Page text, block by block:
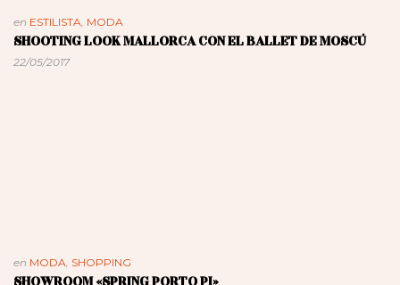
en ESTILISTA, MODA
SHOOTING LOOK MALLORCA CON EL BALLET DE MOSCÚ
22/05/2017
en MODA, SHOPPING